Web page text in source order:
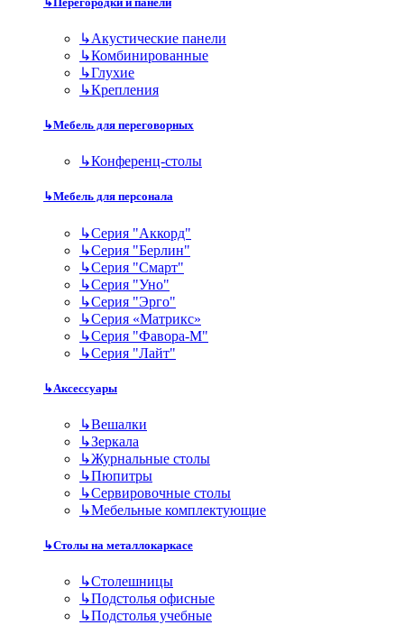
↳Акустические панели
↳Комбинированные
↳Глухие
↳Крепления
↳Мебель для переговорных
↳Конференц-столы
↳Мебель для персонала
↳Серия "Аккорд"
↳Серия "Берлин"
↳Серия "Смарт"
↳Серия "Уно"
↳Серия "Эрго"
↳Серия «Матрикс»
↳Серия "Фавора-М"
↳Серия "Лайт"
↳Аксессуары
↳Вешалки
↳Зеркала
↳Журнальные столы
↳Пюпитры
↳Сервировочные столы
↳Мебельные комплектующие
↳Столы на металлокаркасе
↳Столешницы
↳Подстолья офисные
↳Подстолья учебные